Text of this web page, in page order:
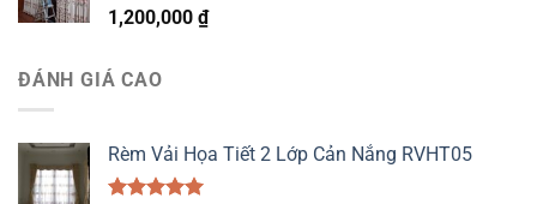
1,200,000 ₫
ĐÁNH GIÁ CAO
Rèm Vải Họa Tiết 2 Lớp Cản Nắng RVHT05